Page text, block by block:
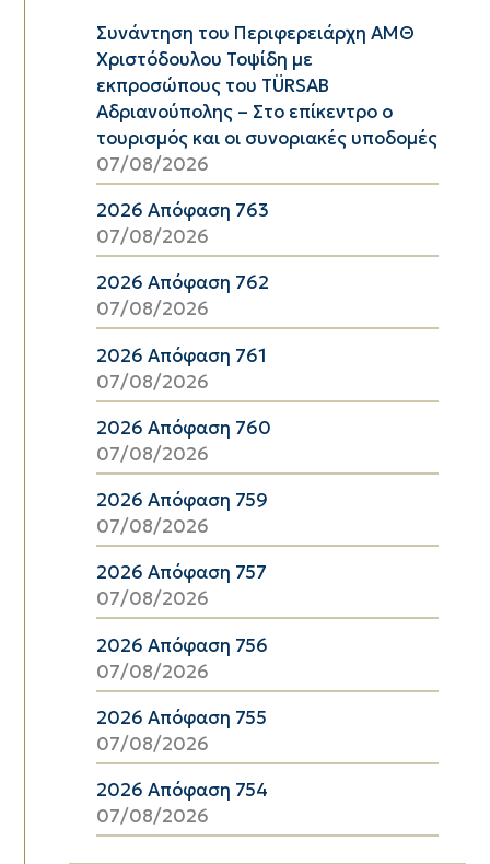
Συνάντηση του Περιφερειάρχη ΑΜΘ
Χριστόδουλου Τοψίδη με
εκπροσώπους του TÜRSAB
Αδριανούπολης – Στο επίκεντρο ο
τουρισμός και οι συνοριακές υποδομές
07/08/2026
2026 Απόφαση 763
07/08/2026
2026 Απόφαση 762
07/08/2026
2026 Απόφαση 761
07/08/2026
2026 Απόφαση 760
07/08/2026
2026 Απόφαση 759
07/08/2026
2026 Απόφαση 757
07/08/2026
2026 Απόφαση 756
07/08/2026
2026 Απόφαση 755
07/08/2026
2026 Απόφαση 754
07/08/2026